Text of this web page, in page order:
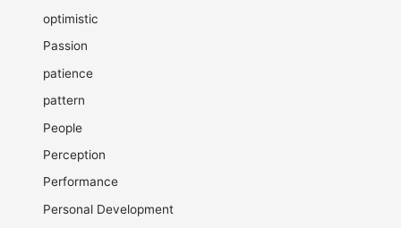
optimistic
Passion
patience
pattern
People
Perception
Performance
Personal Development